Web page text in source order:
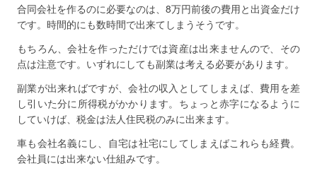
合同会社を作るのに必要なのは、8万円前後の費用と出資金だけ
です。時間的にも数時間で出来てしまうそうです。
もちろん、会社を作っただけでは資産は出来ませんので、その
点は注意です。いずれにしても副業は考える必要があります。
副業が出来ればですが、会社の収入としてしまえば、費用を差
し引いた分に所得税がかかります。ちょっと赤字になるように
していけば、税金は法人住民税のみに出来ます。
車も会社名義にし、自宅は社宅にしてしまえばこれらも経費。
会社員には出来ない仕組みです。